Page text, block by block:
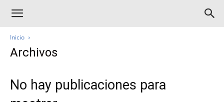
Inicio
Archivos
No hay publicaciones para